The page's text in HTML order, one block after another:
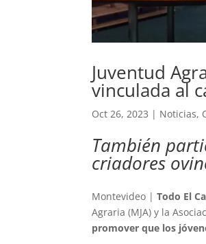
Juventud
vinculada al
Oct 26, 2023 | Noticias,
También
criadores
Montevideo |Todo El
Agraria (MJA) y la
promover que los